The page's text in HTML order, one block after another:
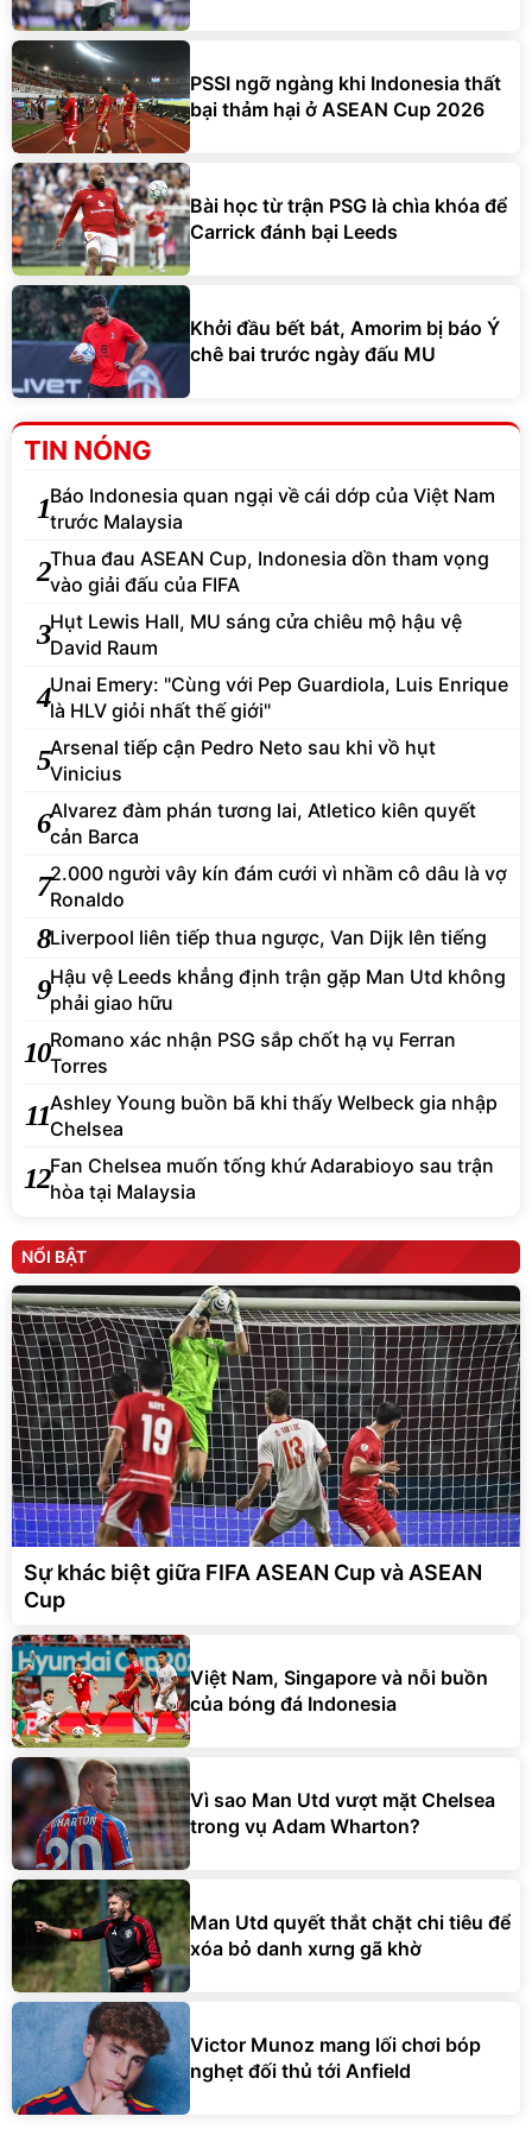
PSSI ngỡ ngàng khi Indonesia thất
bại thảm hại ở ASEAN Cup 2026
Bài học từ trận PSG là chìa khóa để
Carrick đánh bại Leeds
Khởi đầu bết bát, Amorim bị báo Ý
chê bai trước ngày đấu MU
TIN NÓNG
1Báo Indonesia quan ngại về cái dớp của Việt Nam
trước Malaysia
2Thua đau ASEAN Cup, Indonesia dồn tham vọng
vào giải đấu của FIFA
3Hụt Lewis Hall, MU sáng cửa chiêu mộ hậu vệ
David Raum
4Unai Emery: "Cùng với Pep Guardiola, Luis Enrique
là HLV giỏi nhất thế giới"
5Arsenal tiếp cận Pedro Neto sau khi vồ hụt
Vinicius
6Alvarez đàm phán tương lai, Atletico kiên quyết
cản Barca
72.000 người vây kín đám cưới vì nhầm cô dâu là vợ
Ronaldo
8Liverpool liên tiếp thua ngược, Van Dijk lên tiếng
9Hậu vệ Leeds khẳng định trận gặp Man Utd không
phải giao hữu
10Romano xác nhận PSG sắp chốt hạ vụ Ferran
Torres
11Ashley Young buồn bã khi thấy Welbeck gia nhập
Chelsea
12Fan Chelsea muốn tống khứ Adarabioyo sau trận
hòa tại Malaysia
NỔI BẬT
Sự khác biệt giữa FIFA ASEAN Cup và ASEAN
Cup
Việt Nam, Singapore và nỗi buồn
của bóng đá Indonesia
Vì sao Man Utd vượt mặt Chelsea
trong vụ Adam Wharton?
Man Utd quyết thắt chặt chi tiêu để
xóa bỏ danh xưng gã khờ
Victor Munoz mang lối chơi bóp
nghẹt đối thủ tới Anfield